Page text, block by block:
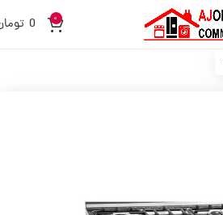
0
0